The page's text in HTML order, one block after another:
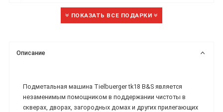
ПОКАЗАТЬ ВСЕ ПОДАРКИ
Описание
Подметальная машина Tielbuerger tk18 B&S является
незаменимым помощником в поддержании чистоты в
скверах, дворах, загородных домах и других прилегающих